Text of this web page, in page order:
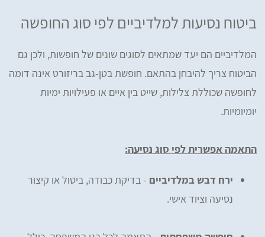
ביטוח נסיעות למלדיביים לפי סוג החופשה
המלדיביים הם יעד שמתאים לסוגים שונים של חופשות, ולכן גם
הביטוח צריך להיבחן בהתאם. חופשת בטן-גב בריזורט אינה דומה
לחופשה שכוללת צלילות, שייט בין איים או פעילויות ימיות
יומיומיות.
התאמה אפשרית לפי סוג נסיעה:
ירח דבש במלדיביים - בדיקת כבודה, ביטול או קיצור
נסיעה וציוד אישי.